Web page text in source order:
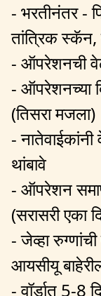
- भरतीनंतर -
तांत्रिक
- ऑपरेशनची
- ऑपरेशनच्या
(तिसरा मजला)
- नातेवाईकांनी
थांबावे
- ऑपरेशन
(सरासरी एका
- जेव्हा
आयसीयू
- वॉर्डात 5-8